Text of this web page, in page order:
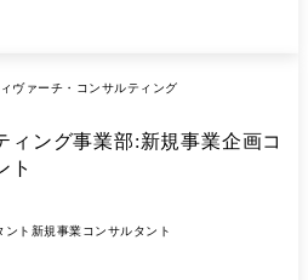
ヴァーチ・コンサルティング
ィング事業部:新規事業企画コ
ト
ント 新規事業コンサルタント